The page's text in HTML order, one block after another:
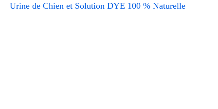
Urine de Chien et Solution DYE 100 % Naturelle